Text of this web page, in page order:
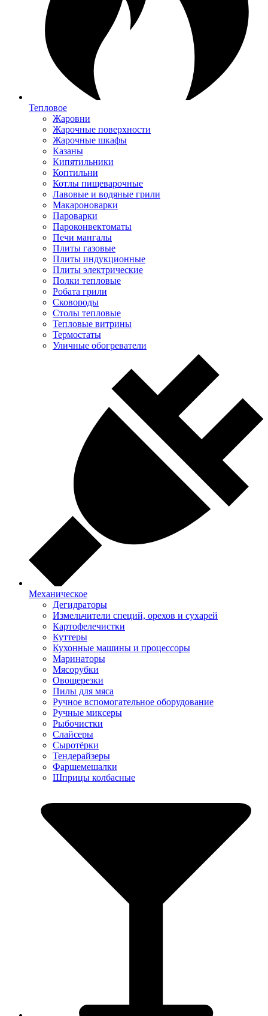
Тепловое
Жаровни
Жарочные поверхности
Жарочные шкафы
Казаны
Кипятильники
Коптильни
Котлы пищеварочные
Лавовые и водяные грили
Макароноварки
Пароварки
Пароконвектоматы
Печи мангалы
Плиты газовые
Плиты индукционные
Плиты электрические
Полки тепловые
Робата грили
Сковороды
Столы тепловые
Тепловые витрины
Термостаты
Уличные обогреватели
Механическое
Дегидраторы
Измельчители специй, орехов и сухарей
Картофелечистки
Куттеры
Кухонные машины и процессоры
Маринаторы
Мясорубки
Овощерезки
Пилы для мяса
Ручное вспомогательное оборудование
Ручные миксеры
Рыбочистки
Слайсеры
Сыротёрки
Тендерайзеры
Фаршемешалки
Шприцы колбасные